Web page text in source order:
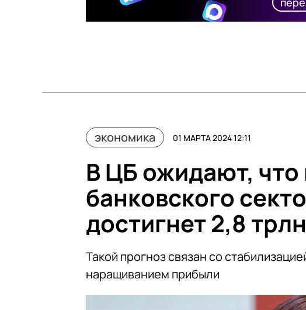
экономика 01 МАРТА 2024 12:11
В ЦБ ожидают,
банковского
достигнет 2,8
Такой прогноз связан со
наращиванием прибыли